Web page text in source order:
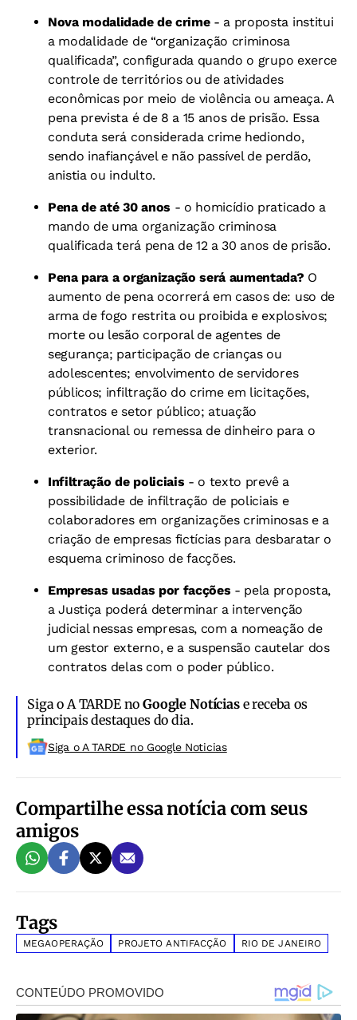
Nova modalidade de crime- a proposta institui
a modalidade de “organização criminosa
qualificada”, configurada quando o grupo exerce
controle de territórios ou de atividades
econômicas por meio de violência ou ameaça. A
pena prevista é de 8 a 15 anos de prisão. Essa
conduta será considerada crime hediondo,
sendo inafiançável e não passível de perdão,
anistia ou indulto.
Pena de até 30 anos - o homicídio praticado a
mando de uma organização criminosa
qualificada terá pena de 12 a 30 anos de prisão.
Pena para a organização será aumentada? O
aumento de pena ocorrerá em casos de: uso de
arma de fogo restrita ou proibida e explosivos;
morte ou lesão corporal de agentes de
segurança; participação de crianças ou
adolescentes; envolvimento de servidores
públicos; infiltração do crime em licitações,
contratos e setor público; atuação
transnacional ou remessa de dinheiro para o
exterior.
Infiltração de policiais - o texto prevê a
possibilidade de infiltração de policiais e
colaboradores em organizações criminosas e a
criação de empresas fictícias para desbaratar o
esquema criminoso de facções.
Empresas usadas por facções - pela proposta,
a Justiça poderá determinar a intervenção
judicial nessas empresas, com a nomeação de
um gestor externo, e a suspensão cautelar dos
contratos delas com o poder público.
Siga o A TARDE noGoogle Notíciase receba os
principais destaques do dia.
Siga o A TARDE no Google Noticias
Compartilhe essa notícia com seus
amigos
Tags
MEGAOPERAÇÃO PROJETO ANTIFACÇÃO RIO DE JANEIRO